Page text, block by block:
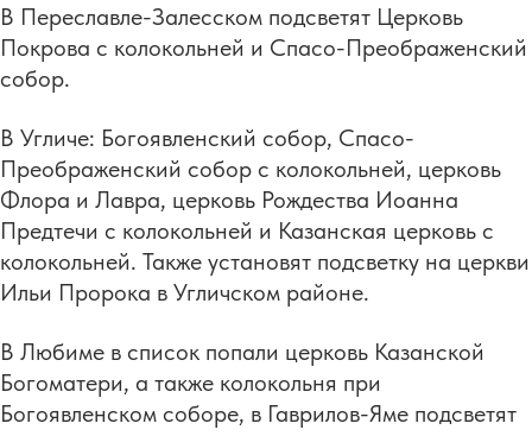
В Переславле-Залесском подсветят Церковь
Покрова с колокольней и Спасо-Преображенский
собор.
В Угличе: Богоявленский собор, Спасо-
Преображенский собор с колокольней, церковь
Флора и Лавра, церковь Рождества Иоанна
Предтечи с колокольней и Казанская церковь с
колокольней. Также установят подсветку на церкви
Ильи Пророка в Угличском районе.
В Любиме в список попали церковь Казанской
Богоматери, а также колокольня при
Богоявленском соборе, в Гаврилов-Яме подсветят